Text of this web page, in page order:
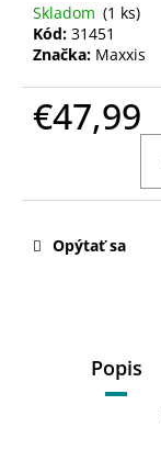
Skladom (1 ks)
Kód: 31451
Značka: Maxxis
€47,99
Opýtať sa
Popis